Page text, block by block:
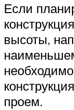
Если
высоты,
проем.